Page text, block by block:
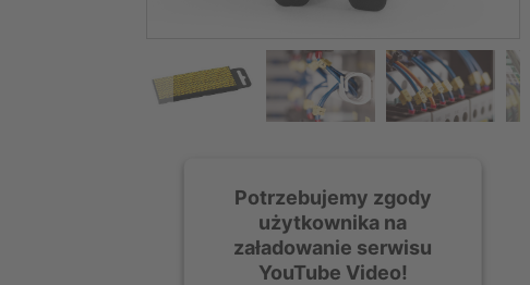
Potrzebujemy zgody
użytkownika na
załadowanie serwisu
YouTube Video!